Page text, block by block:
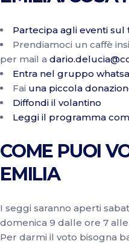
Partecipa agli eventi sul
Prendiamoci un caffè
per mail a
Entra nel gruppo
Fai una piccola
Diffondi il volantino
Leggi il programma
COME PUOI
EMILIA
I seggi saranno aperti
domenica 9 dalle ore 7 alle
Per darmi il voto bisogna